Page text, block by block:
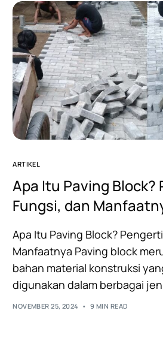
ARTIKEL
Apa Itu Paving Block?
Fungsi, dan
Apa Itu Paving Block?
Manfaatnya Paving block
bahan material konstruksi
digunakan dalam berbagai
NOVEMBER 25, 2024 9 MIN READ